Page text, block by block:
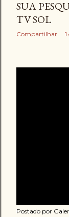
SUA
TV SOL
Compartilhar
Postado por